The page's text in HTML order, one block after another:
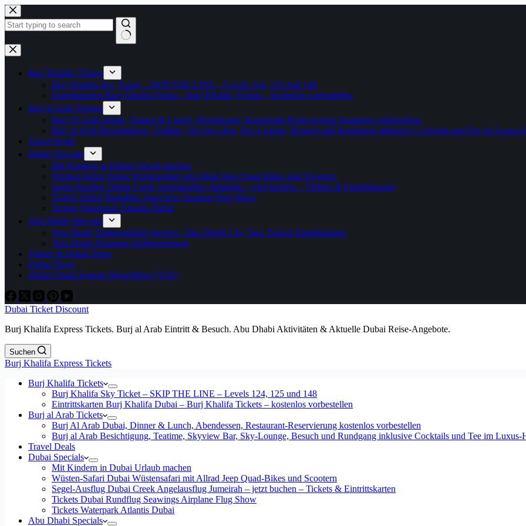
Zum
Inhalt
springen
Keine
Ergebnisse
Burj Khalifa Tickets
Burj Khalifa Sky Ticket – SKIP THE LINE – Levels 124, 125 und 148
Eintrittskarten Burj Khalifa Dubai – Burj Khalifa Tickets – kostenlos vorbestellen
Burj al Arab Tickets
Burj Al Arab Dubai, Dinner & Lunch, Abendessen, Restaurant-Reservierung kostenlos vorbestellen
Burj al Arab Besichtigung, Teatime, Skyview Bar, Sky-Lounge, Besuch und Rundgang inklusive Cocktails und Tee im Luxus-
Travel Deals
Dubai Specials
Mit Kindern in Dubai Urlaub machen
Wüsten-Safari Dubai Wüstensafari mit Allrad Jeep Quad-Bikes und Scootern
Segel-Ausflug Dubai Creek Angelausflug Jumeirah – jetzt buchen – Tickets & Eintrittskarten
Tickets Dubai Rundflug Seawings Airplane Flug Show
Tickets Waterpark Atlantis Dubai
Abu Dhabi Specials
Abu Dhabi Stadtrundfahrt buchen / Abu Dhabi City Tour Tickets Eintrittskarten
Abu Dhabi Premium Sightseeingtour
Videos & Dubai-Tipps
Dubai News
Dubai Oman Emirate Reiseführer (VAE)
Dubai Ticket Discount
Burj Khalifa Express Tickets. Burj al Arab Eintritt & Besuch. Abu Dhabi Aktivitäten & Aktuelle Dubai Reise-Angebote.
Suchen
Burj Khalifa Express Tickets
Burj Khalifa Tickets
Burj Khalifa Sky Ticket – SKIP THE LINE – Levels 124, 125 und 148
Eintrittskarten Burj Khalifa Dubai – Burj Khalifa Tickets – kostenlos vorbestellen
Burj al Arab Tickets
Burj Al Arab Dubai, Dinner & Lunch, Abendessen, Restaurant-Reservierung kostenlos vorbestellen
Burj al Arab Besichtigung, Teatime, Skyview Bar, Sky-Lounge, Besuch und Rundgang inklusive Cocktails und Tee im Luxus-
Travel Deals
Dubai Specials
Mit Kindern in Dubai Urlaub machen
Wüsten-Safari Dubai Wüstensafari mit Allrad Jeep Quad-Bikes und Scootern
Segel-Ausflug Dubai Creek Angelausflug Jumeirah – jetzt buchen – Tickets & Eintrittskarten
Tickets Dubai Rundflug Seawings Airplane Flug Show
Tickets Waterpark Atlantis Dubai
Abu Dhabi Specials